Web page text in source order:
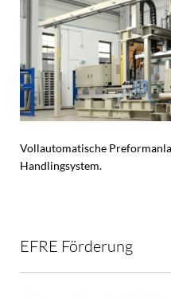
Vollautomatische
Handlingsystem.
EFRE Förderung